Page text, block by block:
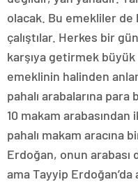
olacak. Bu emekliler de
çalıştılar. Herkes bir
karşıya getirmek büyük
emeklinin halinden
pahalı arabalarına para
10 makam
pahalı makam aracına
Erdoğan, onun arabası
ama Tayyip Erdoğan’da